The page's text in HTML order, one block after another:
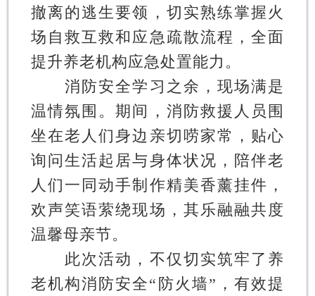
撤离的逃生要领，切实熟练掌握火
场自救互救和应急疏散流程，全面
提升养老机构应急处置能力。
消防安全学习之余，现场满是
温情氛围。期间，消防救援人员围
坐在老人们身边亲切唠家常，贴心
询问生活起居与身体状况，陪伴老
人们一同动手制作精美香薰挂件，
欢声笑语萦绕现场，其乐融融共度
温馨母亲节。
此次活动，不仅切实筑牢了养
老机构消防安全“防火墙”，有效提